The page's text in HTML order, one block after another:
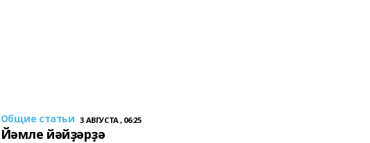
Общие статьи 3 АВГУСТА , 06:25
Йәмле йәйҙәрҙә